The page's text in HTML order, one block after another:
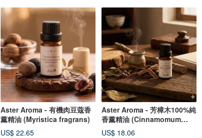
Aster Aroma - 有機肉豆蔻香
薰精油 (Myristica fragrans)
US$ 22.65
Aster Aroma - 芳樟木100%純
香薰精油 (Cinnamomum
camphora)
US$ 18.06